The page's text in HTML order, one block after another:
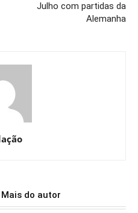
Julho com partidas da
Alemanha
Mais do autor